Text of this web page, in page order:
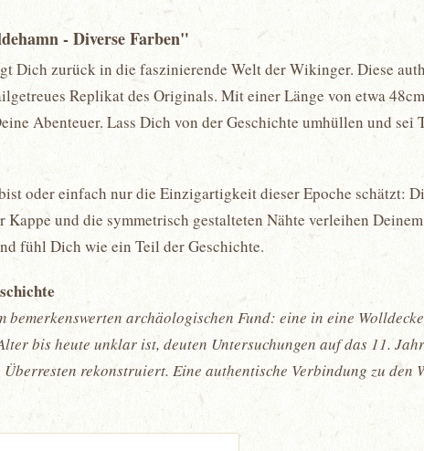
- Diverse Farben"
Dich zurück in die faszinierende Welt der Wikinger. Diese
Replikat des Originals. Mit einer Länge von etwa
Abenteuer. Lass Dich von der Geschichte umhüllen und sei
oder einfach nur die Einzigartigkeit dieser Epoche schätzt:
und die symmetrisch gestalteten Nähte verleihen
fühl Dich wie ein Teil der Geschichte.
archäologischen Fund: eine in eine
bis heute unklar ist, deuten Untersuchungen auf das 11.
rekonstruiert. Eine authentische Verbindung zu den